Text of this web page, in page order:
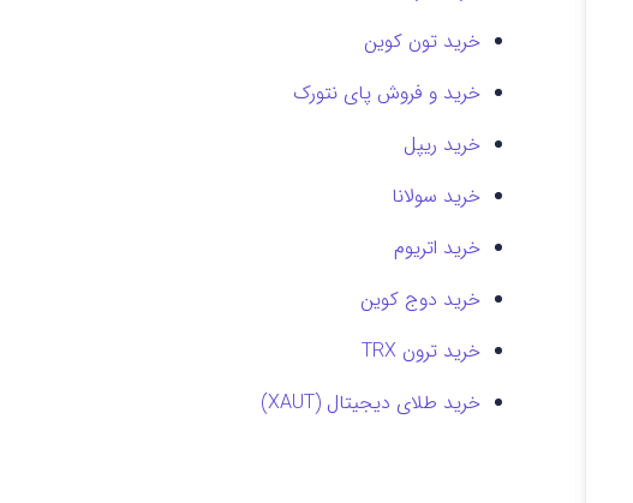
خرید تون کوین
خرید و فروش پای نتورک
خرید ریپل
خرید سولانا
خرید اتریوم
خرید دوج کوین
خرید ترون TRX
خرید طلای دیجیتال (XAUT)